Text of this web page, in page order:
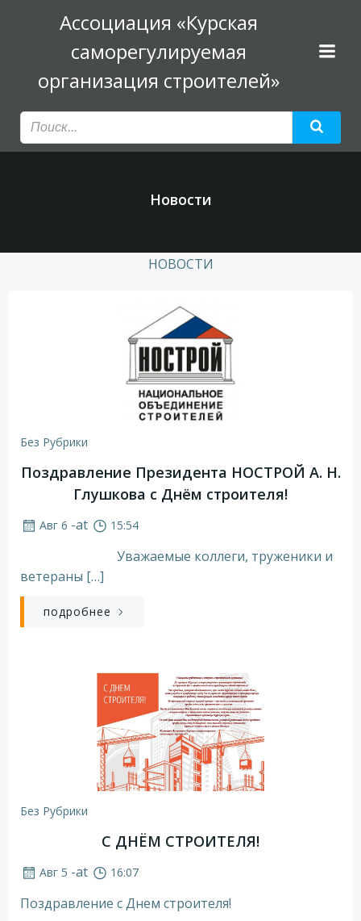
к
содержимому
Ассоциация «Курская
саморегулируемая
организация строителей»
Новости
НОВОСТИ
Без Рубрики
Поздравление Президента НОСТРОЙ А. Н.
Глушкова с Днём строителя!
Авг 6 -at 15:54
Уважаемые коллеги, труженики и
ветераны […]
подробнее
Без Рубрики
С ДНЁМ СТРОИТЕЛЯ!
Авг 5 -at 16:07
Поздравление с Днем строителя!